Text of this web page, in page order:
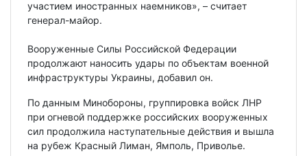
участием иностранных наемников», – считает
генерал-майор.
Вооруженные Силы Российской Федерации
продолжают наносить удары по объектам военной
инфраструктуры Украины, добавил он.
По данным Минобороны, группировка войск ЛНР
при огневой поддержке российских вооруженных
сил продолжила наступательные действия и вышла
на рубеж Красный Лиман, Ямполь, Приволье.